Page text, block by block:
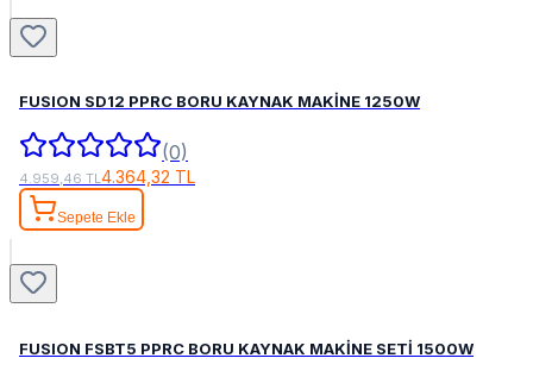
FUSION SD12 PPRC BORU KAYNAK MAKİNE 1250W
(0)
4.959,46 TL4.364,32 TL
Sepete Ekle
FUSION FSBT5 PPRC BORU KAYNAK MAKİNE SETİ 1500W